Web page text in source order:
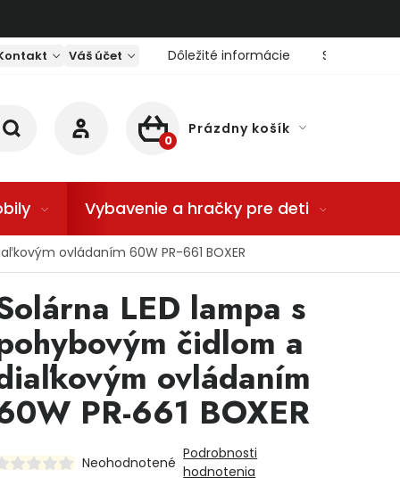
Váš účet Dôležité informácie Servis
NÁKUPNÝ KOŠÍK
Prázdny košík
Vybavenie a hračky pre deti
ovládaním 60W PR-661 BOXER
LED lampa s
čidlom a
ovládaním
PR-661 BOXER
Neohodnotené
Podrobnosti
hodnotenia